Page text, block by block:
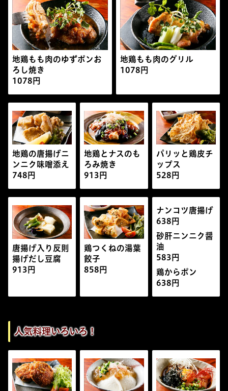
地鶏もも肉のゆずポンお
ろし焼き
1078円
地鶏もも肉のグリル
1078円
地鶏の唐揚げニ
ンニク味噌添え
748円
地鶏とナスのも
ろみ焼き
913円
パリッと鶏皮チ
ップス
528円
唐揚げ入り反則
揚げだし豆腐
913円
鶏つくねの湯葉
餃子
858円
ナンコツ唐揚げ
638円
砂肝ニンニク醤
油
583円
鶏からポン
638円
人気料理いろいろ！